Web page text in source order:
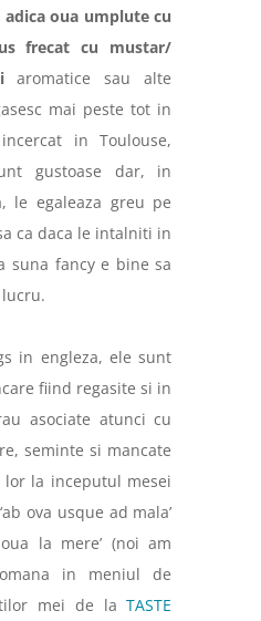
oua umplute cu
frecat cu mustar/
aromatice sau alte
mai peste tot in
in Toulouse,
gustoase dar, in
le egaleaza greu pe
ca daca le intalniti in
suna fancy e bine sa
in engleza, ele sunt
fiind regasite si in
asociate atunci cu
seminte si mancate
lor la inceputul mesei
ova usque ad mala’
la mere’ (noi am
in meniul de
mei de laTASTE